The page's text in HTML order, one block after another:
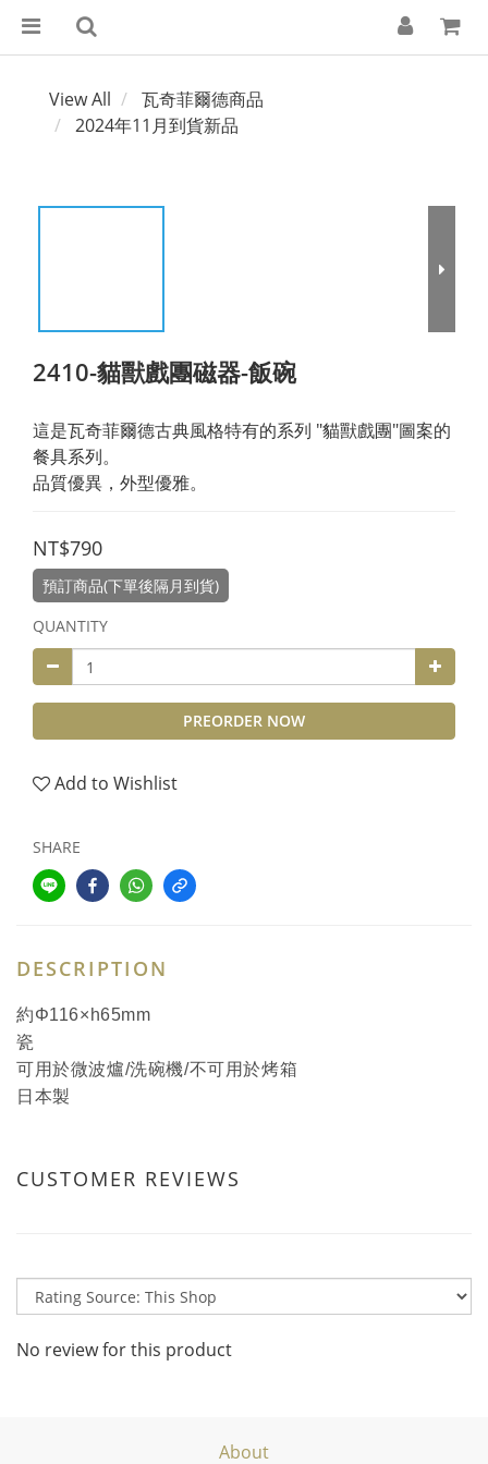
View All
瓦奇菲爾德商品
2024年11月到貨新品
2410-貓獸戲團磁器-飯碗
這是瓦奇菲爾德古典風格特有的系列 "貓獸戲團"圖案的
餐具系列。
品質優異，外型優雅。
NT$790
預訂商品(下單後隔月到貨)
QUANTITY
PREORDER NOW
Add to Wishlist
SHARE
DESCRIPTION
約Φ116×h65mm
瓷
可用於微波爐/洗碗機/不可用於烤箱
日本製
CUSTOMER REVIEWS
No review for this product
About